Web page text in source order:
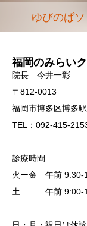
ゆびのば
福岡のみらい
院長 今井一彰
〒812-0013
福岡市博多区博多
TEL：092-415-
診療時間
火ー金 午前
土 午前 9:00-